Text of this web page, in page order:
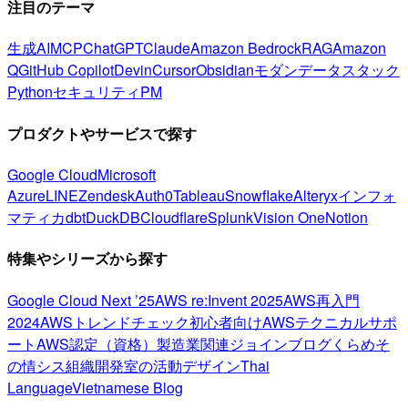
注目のテーマ
生成AIMCPChatGPTClaudeAmazon BedrockRAGAmazon
QGitHub CopilotDevinCursorObsidianモダンデータスタック
PythonセキュリティPM
プロダクトやサービスで探す
Google CloudMicrosoft
AzureLINEZendeskAuth0TableauSnowflakeAlteryxインフォ
マティカdbtDuckDBCloudflareSplunkVision OneNotion
特集やシリーズから探す
Google Cloud Next ’25AWS re:Invent 2025AWS再入門
2024AWSトレンドチェック初心者向けAWSテクニカルサポ
ートAWS認定（資格） 製造業関連ジョインブログくらめそ
の情シス組織開発室の活動デザインThai
LanguageVietnamese Blog